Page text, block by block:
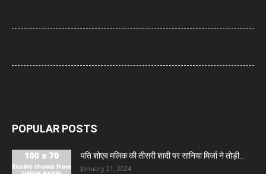
POPULAR POSTS
पति शोएब मलिक की तीसरी शादी पर सानिया मिर्जा ने तोड़ी...
January 21, 2024